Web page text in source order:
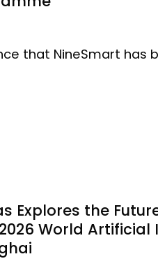
that NineSmart has
Explores the
World Artificial